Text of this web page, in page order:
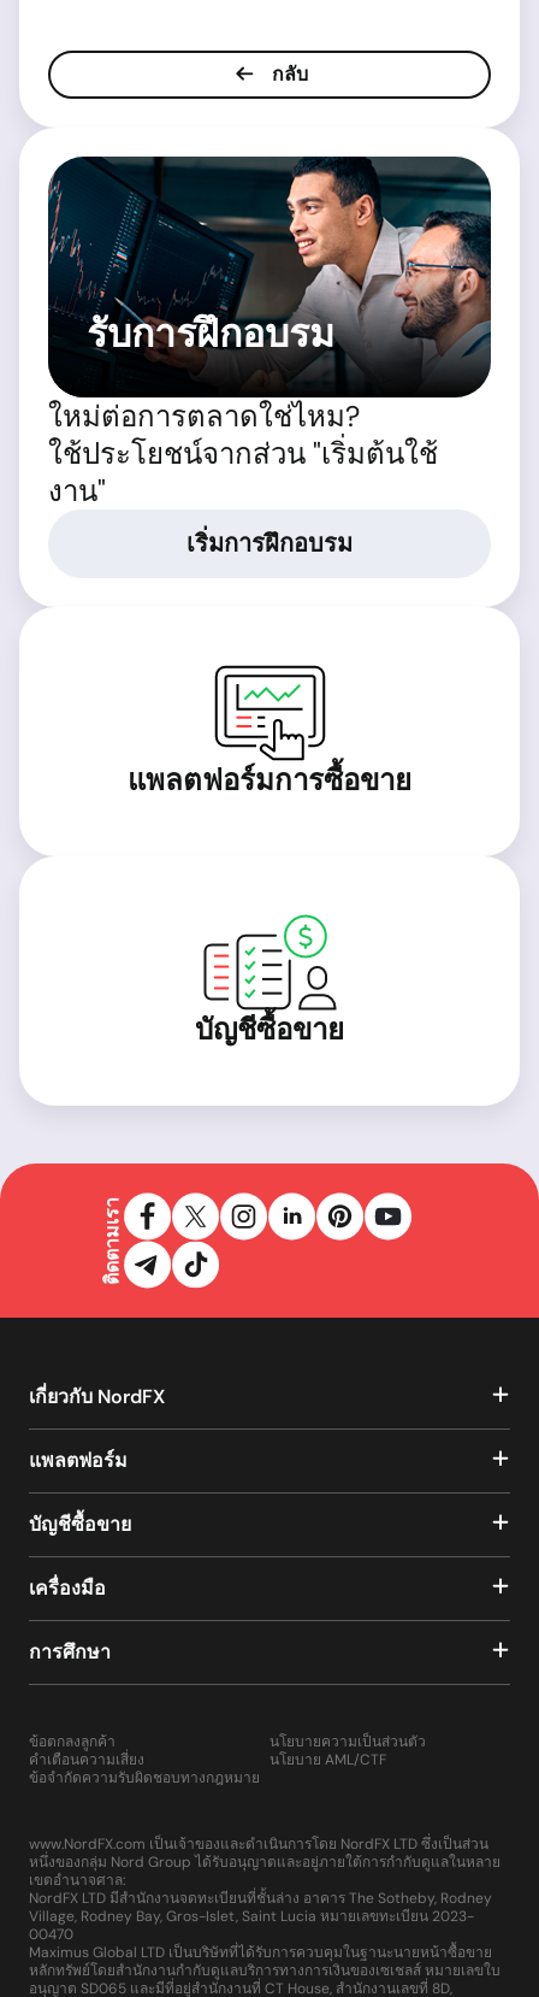
กลับ
รับการฝึกอบรม
ใหม่ต่อการตลาดใช่ไหม?
ใช้ประโยชน์จากส่วน "เริ่มต้นใช้
งาน"
เริ่มการฝึกอบรม
แพลตฟอร์มการซื้อขาย
บัญชีซื้อขาย
ติดตามเรา
เกี่ยวกับ NordFX
แพลตฟอร์ม
บัญชีซื้อขาย
เครื่องมือ
การศึกษา
ข้อตกลงลูกค้า
คำเตือนความเสี่ยง
ข้อจำกัดความรับผิดชอบทางกฎหมาย
นโยบายความเป็นส่วนตัว
นโยบาย AML/CTF
www.NordFX.com เป็นเจ้าของและดำเนินการโดย NordFX LTD ซึ่งเป็นส่วน
หนึ่งของกลุ่ม Nord Group ได้รับอนุญาตและอยู่ภายใต้การกำกับดูแลในหลาย
เขตอำนาจศาล:
NordFX LTD มีสำนักงานจดทะเบียนที่ชั้นล่าง อาคาร The Sotheby, Rodney
Village, Rodney Bay, Gros-Islet, Saint Lucia หมายเลขทะเบียน 2023-
00470
Maximus Global LTD เป็นบริษัทที่ได้รับการควบคุมในฐานะนายหน้าซื้อขาย
หลักทรัพย์โดยสำนักงานกำกับดูแลบริการทางการเงินของเซเชลส์ หมายเลขใบ
อนุญาต SD065 และมีที่อยู่สำนักงานที่ CT House, สำนักงานเลขที่ 8D,